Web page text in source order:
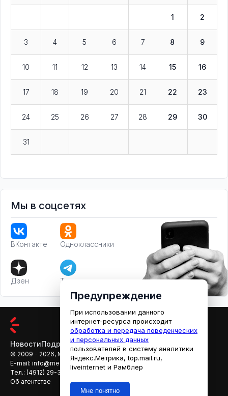
1 2
3 4 5 6 7 8 9
10 11 12 13 14 15 16
17 18 19 20 21 22 23
24 25 26 27 28 29 30
31
Мы в соцсетях
ВКонтакте Одноклассники
Дзен Телеграм
НовостиПодробностиАфишаКино
© 2009 - 2026, МЕДИАРЯЗАНЬ
E-mail: info@mediaryazan.ru
reklama@mediaryazan.ru
Тел.: (4912) 29-33-66
Об агентстве
Предупреждение
При использовании данного
интернет-ресурса происходит
обработка и передача поведенческих
и персональных данных
пользователей в систему аналитики
Яндекс.Метрика, top.mail.ru,
liveinternet и Рамблер
Мне понятно